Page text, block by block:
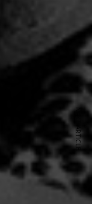
NEXT ARTICLE